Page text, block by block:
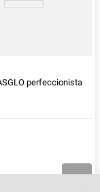
perfeccionista